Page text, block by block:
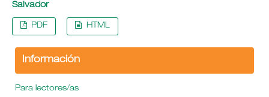
Salvador
PDF HTML
Información
Para lectores/as